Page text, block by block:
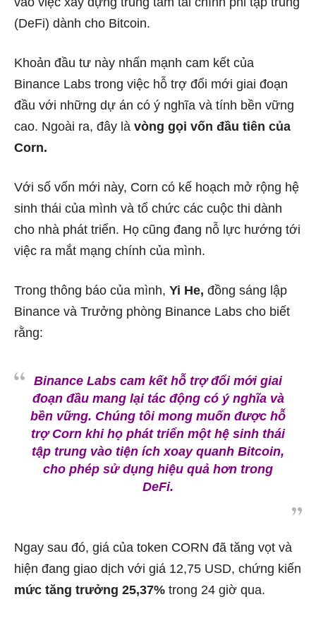
(DeFi) dành cho Bitcoin.
Khoản đầu tư này nhấn mạnh cam kết của
Binance Labs trong việc hỗ trợ đổi mới giai đoạn
đầu với những dự án có ý nghĩa và tính bền vững
cao. Ngoài ra, đây là vòng gọi vốn đầu tiên của
Corn.
Với số vốn mới này, Corn có kế hoạch mở rộng hệ
sinh thái của mình và tổ chức các cuộc thi dành
cho nhà phát triển. Họ cũng đang nỗ lực hướng tới
việc ra mắt mạng chính của mình.
Trong thông báo của mình, Yi He, đồng sáng lập
Binance và Trưởng phòng Binance Labs cho biết
rằng:
Binance Labs cam kết hỗ trợ đổi mới giai
đoạn đầu mang lại tác động có ý nghĩa và
bền vững. Chúng tôi mong muốn được hỗ
trợ Corn khi họ phát triển một hệ sinh thái
tập trung vào tiện ích xoay quanh Bitcoin,
cho phép sử dụng hiệu quả hơn trong
DeFi.
Ngay sau đó, giá của token CORN đã tăng vọt và
hiện đang giao dịch với giá 12,75 USD, chứng kiến
mức tăng trưởng 25,37% trong 24 giờ qua.